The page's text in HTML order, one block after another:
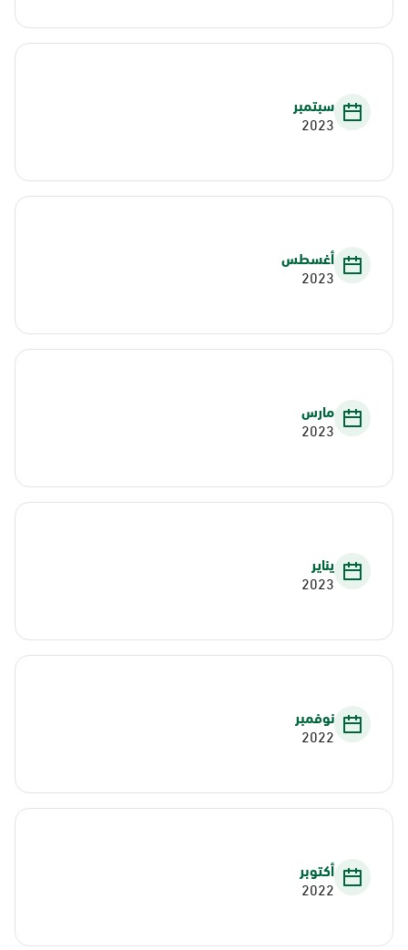
سبتمبر
2023
أغسطس
2023
مارس
2023
يناير
2023
نوفمبر
2022
أكتوبر
2022